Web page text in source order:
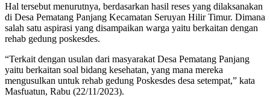
Hal tersebut menurutnya, berdasarkan hasil reses yang dilaksanakan
di Desa Pematang Panjang Kecamatan Seruyan Hilir Timur. Dimana
salah satu aspirasi yang disampaikan warga yaitu berkaitan dengan
rehab gedung poskesdes.
“Terkait dengan usulan dari masyarakat Desa Pematang Panjang
yaitu berkaitan soal bidang kesehatan, yang mana mereka
mengusulkan untuk rehab gedung Poskesdes desa setempat,” kata
Masfuatun, Rabu (22/11/2023).